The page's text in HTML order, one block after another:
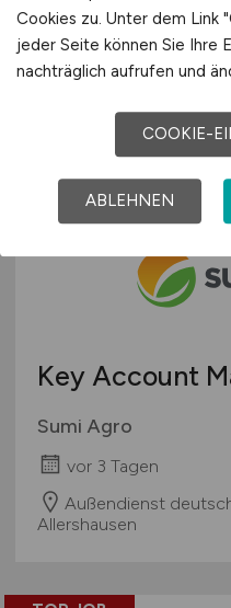
Ranger Marketing &
vor 3 Tagen
Key Account
Sumi Agro
vor 3 Tagen
Außendienst
Allershausen
Cookies zu. Unter dem Link
jeder Seite können Sie Ihre
nachträglich aufrufen und
COOKIE-
ABLEHNEN